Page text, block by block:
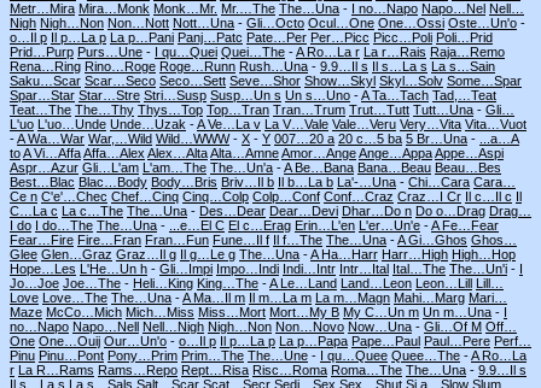
Metr…Mira Mira…Monk Monk…Mr. Mr.…The The…Una - I no…Napo Napo…Nel Nell…
Nigh Nigh…Non Non…Nott Nott…Una - Gli…Octo Ocul…One One…Ossi Oste…Un'o -
o…Il p Il p…La p La p…Pani Panj…Patc Pate…Per Per…Picc Picc…Poli Poli…Prid
Prid…Purp Purs…Une - I qu…Quei Quei…The -A Ro…La r La r…Rais Raja…Remo
Rena…Ring Rino…Roge Roge…Runn Rush…Una - 9.9…Il s Il s…La s La s…Sain
Saku…Scar Scar…Seco Seco…Sett Seve…Shor Show…Skyl Skyl…Solv Some…Spar
Spar…Star Star…Stre Stri…Susp Susp…Un s Un s…Uno -A Ta…Tach Tad,…Teat
Teat…The The…Thy Thys…Top Top…Tran Tran…Trum Trut…Tutt Tutt…Una - Gli…
L'uo L'uo…Unde Unde…Uzak -A Ve…La v La V…Vale Vale…Veru Very…Vita Vita…Vuot
-A Wa…War War,…Wild Wild…WWW- X - Y 007…20 a 20 c…5 ba 5 Br…Una -
...a…A
toA Vi…AffaAffa…Alex Alex…AltaAlta…AmneAmor…AngeAnge…AppaAppe…Aspi
Aspr…Azur Gli…L'am L'am…The The…Un'a -A Be…Bana Bana…Beau Beau…Bes
Best…Blac Blac…Body Body…Bris Briv…Il b Il b…La b La'-…Una - Chi…Cara Cara…
Ce n C'e'…Chec Chef…Cinq Cinq…Colp Colp…Conf Conf…Craz Craz…I Cr Il c…Il c Il
C…La c La c…The The…Una - Des…Dear Dear…Devi Dhar…Do n Do o…Drag Drag…
I do I do…The The…Una - ...e…El C El c…Erag Erin…L'en L'er…Un'e -A Fe…Fear
Fear…Fire Fire…Fran Fran…Fun Fune…Il f Il f…The The…Una -A Gi…Ghos Ghos…
Glee Glen…Graz Graz…Il g Il g…Le g The…Una -A Ha…Harr Harr…High High…Hop
Hope…Les L'He…Un h - Gli…Impi Impo…Indi Indi…Intr Intr…Ital Ital…The The…Un'i - I
Jo…Joe Joe…The - Heli…King King…The -A Le…Land Land…Leon Leon…Lill Lill…
Love Love…The The…Una -A Ma…Il m Il m…La m La m…Magn Mahi…Marg Mari…
Maze McCo…Mich Mich…Miss Miss…Mort Mort…My B My C…Un m Un m…Una - I
no…Napo Napo…Nell Nell…Nigh Nigh…Non Non…Novo Now…Una - Gli…Of M Off…
One One…Ouij Our…Un'o - o…Il p Il p…La p La p…Papa Pape…Paul Paul…Pere Perf…
Pinu Pinu…Pont Pony…Prim Prim…The The…Une - I qu…Quee Quee…The -A Ro…La
r La R…Rams Rams…Repo Rept…Risa Risc…Roma Roma…The The…Una - 9.9…Il s
Il s…La s La s…Sals Salt…Scar Scat…Secr Sedi…Sex Sex…Shut Si a…Slow Slum…